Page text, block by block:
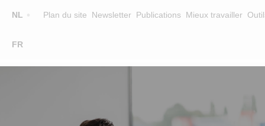
NL
FR
Plan du site Newsletter Publications Mieux travailler
Main